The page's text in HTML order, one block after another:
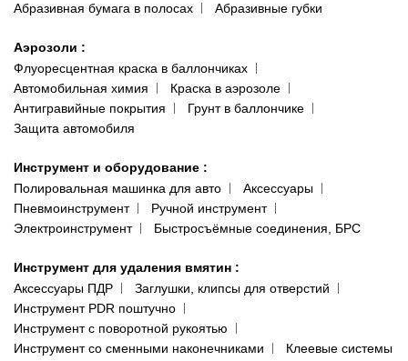
Абразивная бумага в полосах
Абразивные губки
Аэрозоли :
Флуоресцентная краска в баллончиках
Автомобильная химия
Краска в аэрозоле
Антигравийные покрытия
Грунт в баллончике
Защита автомобиля
Инструмент и оборудование :
Полировальная машинка для авто
Аксессуары
Пневмоинструмент
Ручной инструмент
Электроинструмент
Быстросъёмные соединения, БРС
Инструмент для удаления вмятин :
Аксессуары ПДР
Заглушки, клипсы для отверстий
Инструмент PDR поштучно
Инструмент с поворотной рукоятью
Инструмент со сменными наконечниками
Клеевые системы